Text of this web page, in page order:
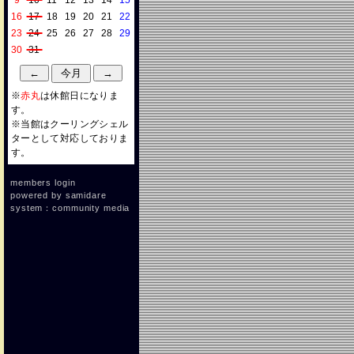
16
17 18 19 20 21
22
23 24 25 26 27 28
29
30 31
※赤丸は休館日になりま
す。
※当館はクーリングシェル
ターとして対応しておりま
す。
members login
powered by samidare
system：community media